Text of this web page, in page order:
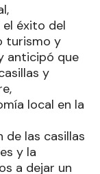
éxito del
turismo y
anticipó que
y
local en la
de las casillas
y la
a dejar un